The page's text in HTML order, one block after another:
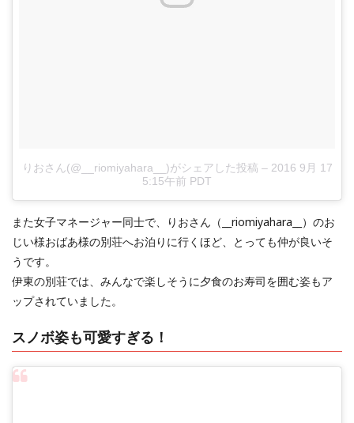
りおさん(@__riomiyahara__)がシェアした投稿 – 2016 9月 17
5:15午前 PDT
また女子マネージャー同士で、りおさん（__riomiyahara__）のお
じい様おばあ様の別荘へお泊りに行くほど、とっても仲が良いそ
うです。
伊東の別荘では、みんなで楽しそうに夕食のお寿司を囲む姿もア
ップされていました。
スノボ姿も可愛すぎる！